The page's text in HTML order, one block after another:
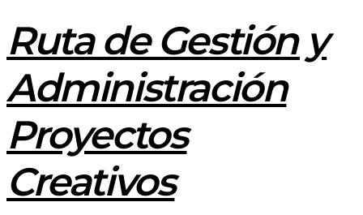
Ruta de Gestión y
Administración
Proyectos
Creativos